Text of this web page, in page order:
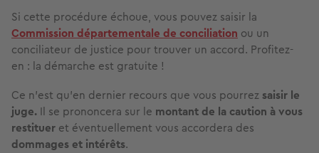
Si cette procédure échoue, vous pouvez saisir la
Commission départementale de conciliation ou un
conciliateur de justice pour trouver un accord. Profitez-
en : la démarche est gratuite !
Ce n’est qu’en dernier recours que vous pourrezsaisir le
juge. Il se prononcera sur le montant de la caution à vous
restituer et éventuellement vous accordera des
dommages et intérêts.